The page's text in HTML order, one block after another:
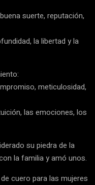
suerte, reputación,
la libertad y la
meticulosidad,
las emociones, los
su piedra de la
la familia y amó unos.
cuero para las mujeres